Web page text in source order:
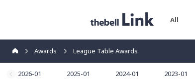
All
Awards League Table Awards
2026-01 2025-01 2024-01 2023-01